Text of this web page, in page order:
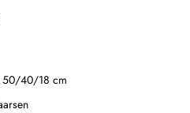
40/18 cm